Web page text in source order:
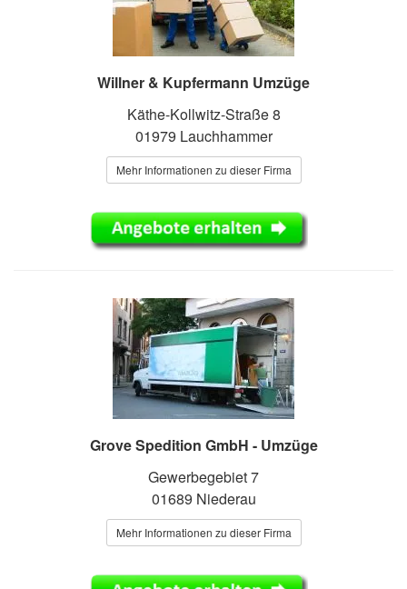
Willner & Kupfermann Umzüge
Käthe-Kollwitz-Straße 8
01979 Lauchhammer
Mehr Informationen zu dieser Firma
Grove Spedition GmbH - Umzüge
Gewerbegebiet 7
01689 Niederau
Mehr Informationen zu dieser Firma